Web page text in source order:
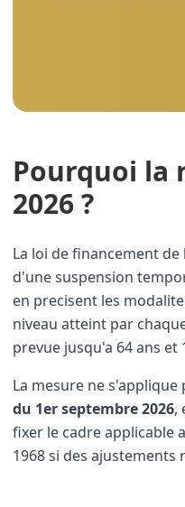
Pourquoi la
2026 ?
La loi de financement de
d'une suspension
en precisent les
niveau atteint par
prevue jusqu'a 64 ans
La mesure ne
du 1er septembre 2026,
fixer le cadre applicable
1968 si des